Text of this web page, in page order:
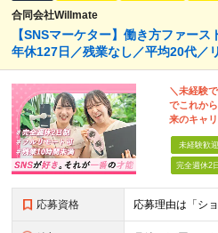
合同会社Willmate
【SNSマーケター】働き方ファー
年休127日／残業なし／平均20代／
＼未経験
でこれか
来のキャリ
未経験歓迎
完全週休2日
応募資格